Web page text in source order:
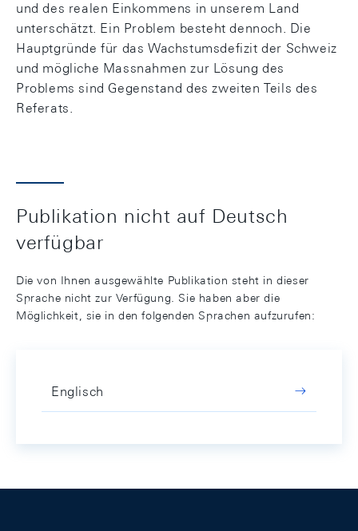
und des realen Einkommens in unserem Land
unterschätzt. Ein Problem besteht dennoch. Die
Hauptgründe für das Wachstumsdefizit der Schweiz
und mögliche Massnahmen zur Lösung des
Problems sind Gegenstand des zweiten Teils des
Referats.
Publikation nicht auf Deutsch
verfügbar
Die von Ihnen ausgewählte Publikation steht in dieser
Sprache nicht zur Verfügung. Sie haben aber die
Möglichkeit, sie in den folgenden Sprachen aufzurufen:
Englisch